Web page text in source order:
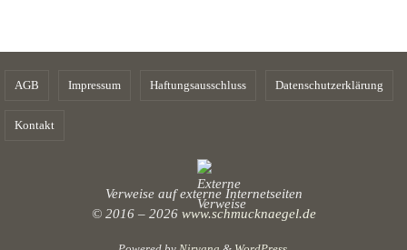
AGB Impressum Haftungsausschluss Datenschutzerklärung
Kontakt
Verweise auf externe Internetseiten
© 2016 – 2026 www.schmucknaegel.de